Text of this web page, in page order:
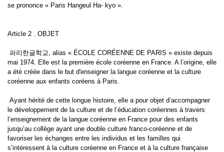
se prononce « Paris Hangeul Ha- kyo ».
Article 2 . OBJET
파리한글학교, alias « ÉCOLE CORÉENNE DE PARIS » existe depuis
mai 1974. Elle est la première école coréenne en France. A l’origine, elle
a été créée dans le but d'enseigner la langue coréenne et la culture
coréenne aux enfants coréens à Paris.
Ayant hérité de cette longue histoire, elle a pour objet d’accompagner
le développement de la culture et de l’éducation coréennes à travers
l’enseignement de la langue coréenne en France pour des enfants
jusqu’au collège ayant une double culture franco-coréenne et de
favoriser les échanges entre les individus et les familles qui
s’intéressent à la culture coréenne en France et à la culture française